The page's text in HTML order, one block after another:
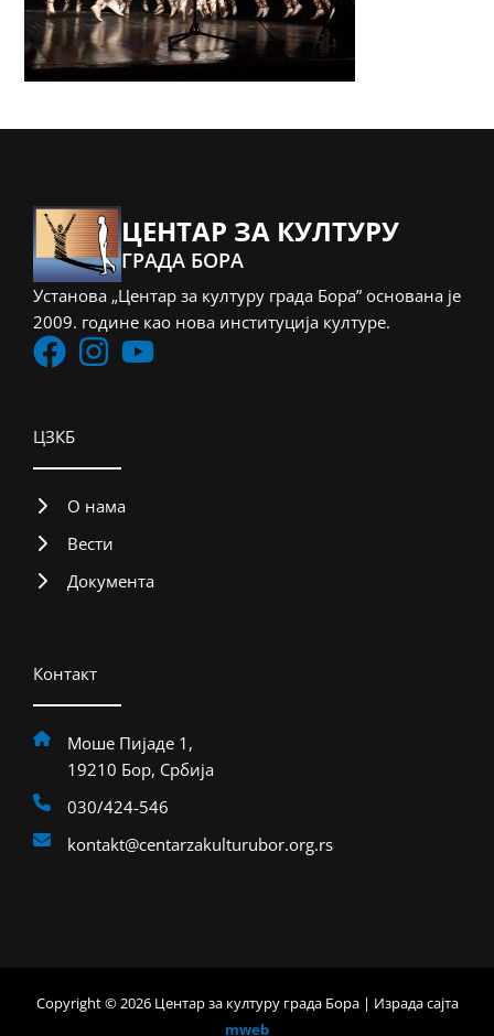
ЦЕНТАР ЗА КУЛТУРУ
ГРАДА БОРА
Установа „Центар за културу града Бора” основана је
2009. године као нова институција културе.
ЦЗКБ
О нама
Вести
Документа
Контакт
Моше Пијаде 1,
19210 Бор, Србија
030/424-546
kontakt@centarzakulturubor.org.rs
Copyright © 2026 Центар за културу града Бора | Израда сајта
mweb